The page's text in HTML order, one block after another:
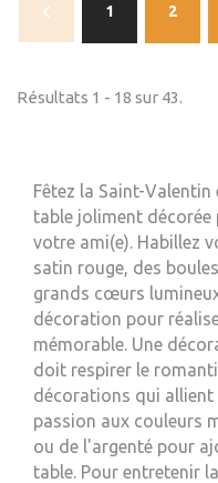
1 2
Résultats 1 - 18 sur 43.
Fêtez la Saint-
table joliment
votre ami(e). Habillez
satin rouge, des
grands cœurs
décoration pour
mémorable. Une
doit respirer le
décorations qui allient
passion aux couleurs
ou de l'argenté pour
table. Pour entretenir